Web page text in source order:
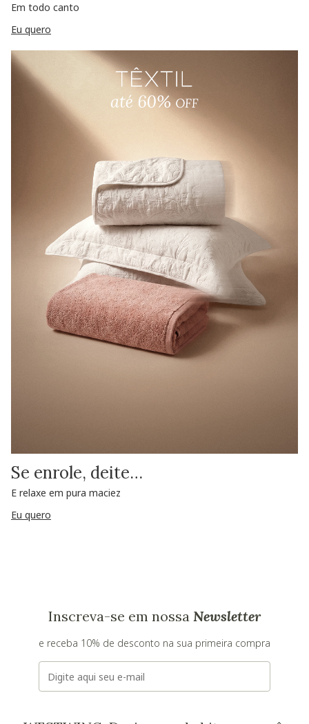
Em todo canto
Eu quero
Se enrole, deite…
E relaxe em pura maciez
Eu quero
Inscreva-se em nossa Newsletter
e receba 10% de desconto na sua primeira compra
E-mail